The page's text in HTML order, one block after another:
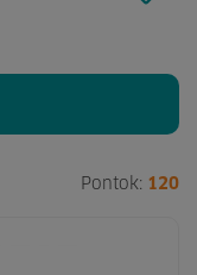
Pontok: 120